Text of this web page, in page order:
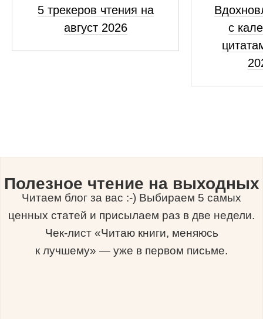
5 трекеров чтения на
август 2026
с
Полезное чтение на выходных
Читаем блог за вас :-) Выбираем 5 самых
ценных статей и присылаем раз в две недели.
Чек-лист «Читаю книги, меняюсь
к лучшему» — уже в первом письме.